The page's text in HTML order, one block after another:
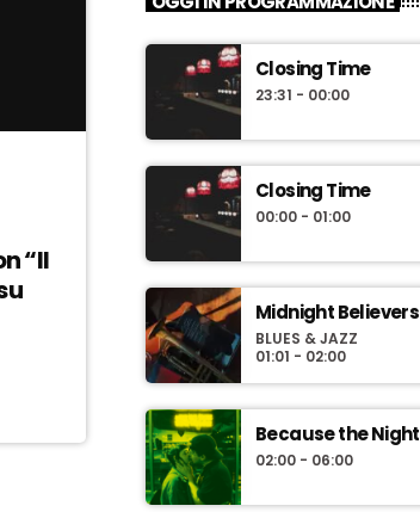
“Il
Closing Time
23:31 - 00:00
Closing Time
00:00 - 01:00
Midnight Believers
BLUES & JAZZ
01:01 - 02:00
Because the Night
02:00 - 06:00